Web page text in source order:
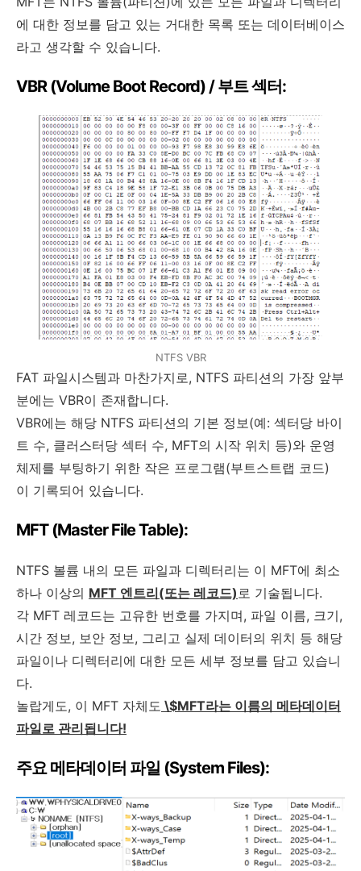
에 대한 정보를 담고 있는 거대한 목록 또는 데이터베이스
라고 생각할 수 있습니다.
VBR (Volume Boot Record) / 부트 섹터:
NTFS VBR
FAT 파일시스템과 마찬가지로, NTFS 파티션의 가장 앞부
분에는 VBR이 존재합니다.
VBR에는 해당 NTFS 파티션의 기본 정보(예: 섹터당 바이
트 수, 클러스터당 섹터 수, MFT의 시작 위치 등)와 운영
체제를 부팅하기 위한 작은 프로그램(부트스트랩 코드)
이 기록되어 있습니다.
MFT (Master File Table):
NTFS 볼륨 내의 모든 파일과 디렉터리는 이 MFT에 최소
하나 이상의 MFT 엔트리(또는 레코드)로 기술됩니다.
각 MFT 레코드는 고유한 번호를 가지며, 파일 이름, 크기,
시간 정보, 보안 정보, 그리고 실제 데이터의 위치 등 해당
파일이나 디렉터리에 대한 모든 세부 정보를 담고 있습니
다.
놀랍게도, 이 MFT 자체도 \$MFT라는 이름의 메타데이터
파일로 관리됩니다!
주요 메타데이터 파일 (System Files):